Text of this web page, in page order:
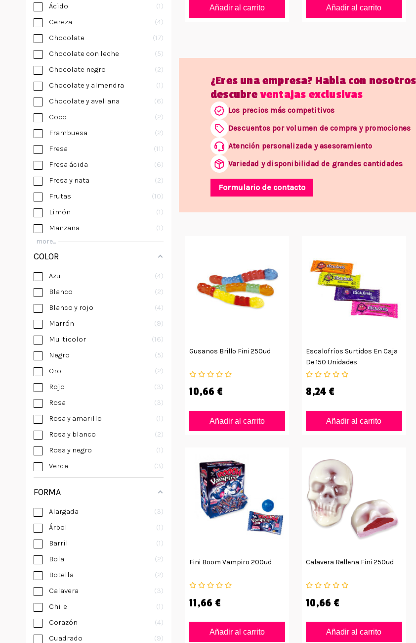
Ácido
1
Cereza
4
Chocolate
17
Chocolate con leche
5
Chocolate negro
2
Chocolate y almendra
1
Chocolate y avellana
6
Coco
2
Frambuesa
2
Fresa
11
Fresa ácida
6
Fresa y nata
2
Frutas
10
Limón
1
Manzana
1
more...
COLOR
Azul
4
Blanco
2
Blanco y rojo
4
Marrón
9
Multicolor
16
Negro
5
Oro
2
Rojo
3
Rosa
3
Rosa y amarillo
1
Rosa y blanco
2
Rosa y negro
1
Verde
3
FORMA
Alargada
3
Árbol
1
Barril
1
Bola
2
Botella
2
Calavera
3
Chile
1
Corazón
4
Cuadrado
9
Añadir al carrito Añadir al carrito
¿Eres una empresa? Habla con
descubreventajas exclusivas
Los precios más competitivos
Descuentos por volumen de compra y promociones
Atención personalizada y asesoramiento
Variedad y disponibilidad de grandes cantidades
Formulario de contacto
Gusanos Brillo Fini 250ud
10,66 €
Añadir al carrito
Escalofríos Surtidos En Caja
De 150 Unidades
8,24 €
Añadir al carrito
Fini Boom Vampiro 200ud
11,66 €
Añadir al carrito
Calavera Rellena Fini 250ud
10,66 €
Añadir al carrito